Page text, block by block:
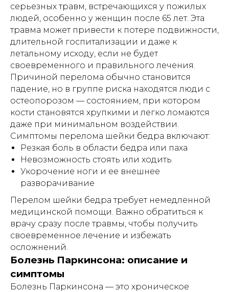
серьезных травм, встречающихся у пожилых
людей, особенно у женщин после 65 лет. Эта
травма может привести к потере подвижности,
длительной госпитализации и даже к
летальному исходу, если не будет
своевременного и правильного лечения.
Причиной перелома обычно становится
падение, но в группе риска находятся люди с
остеопорозом — состоянием, при котором
кости становятся хрупкими и легко ломаются
даже при минимальном воздействии.
Симптомы перелома шейки бедра включают:
Резкая боль в области бедра или паха
Невозможность стоять или ходить
Укорочение ноги и ее внешнее
разворачивание
Перелом шейки бедра требует немедленной
медицинской помощи. Важно обратиться к
врачу сразу после травмы, чтобы получить
своевременное лечение и избежать
осложнений.
Болезнь Паркинсона: описание и
симптомы
Болезнь Паркинсона — это хроническое